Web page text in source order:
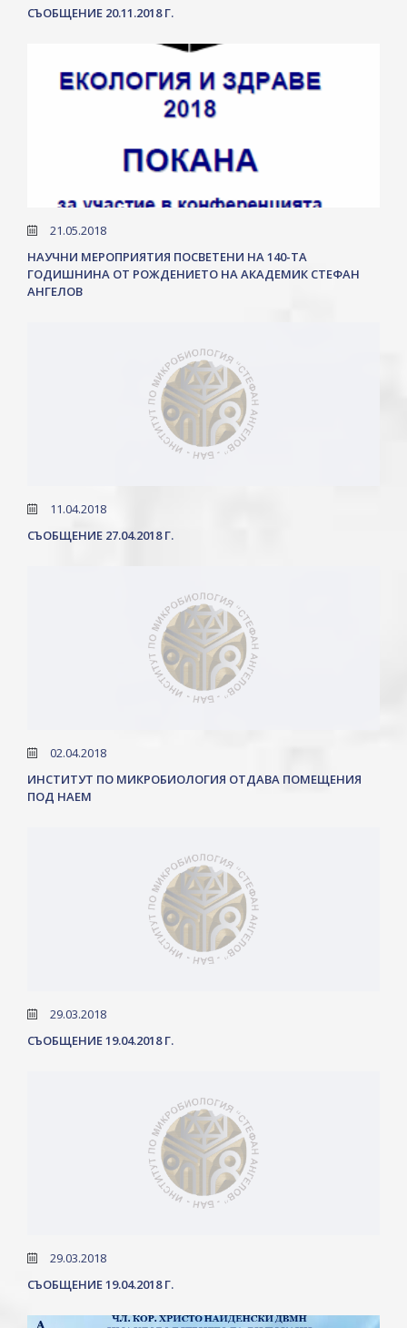
СЪОБЩЕНИЕ 20.11.2018 Г.
21.05.2018
НАУЧНИ МЕРОПРИЯТИЯ ПОСВЕТЕНИ НА 140-ТА
ГОДИШНИНА ОТ РОЖДЕНИЕТО НА АКАДЕМИК СТЕФАН
АНГЕЛОВ
11.04.2018
СЪОБЩЕНИЕ 27.04.2018 Г.
02.04.2018
ИНСТИТУТ ПО МИКРОБИОЛОГИЯ ОТДАВА ПОМЕЩЕНИЯ
ПОД НАЕМ
29.03.2018
СЪОБЩЕНИЕ 19.04.2018 Г.
29.03.2018
СЪОБЩЕНИЕ 19.04.2018 Г.